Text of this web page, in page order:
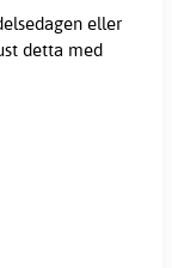
eller
detta med